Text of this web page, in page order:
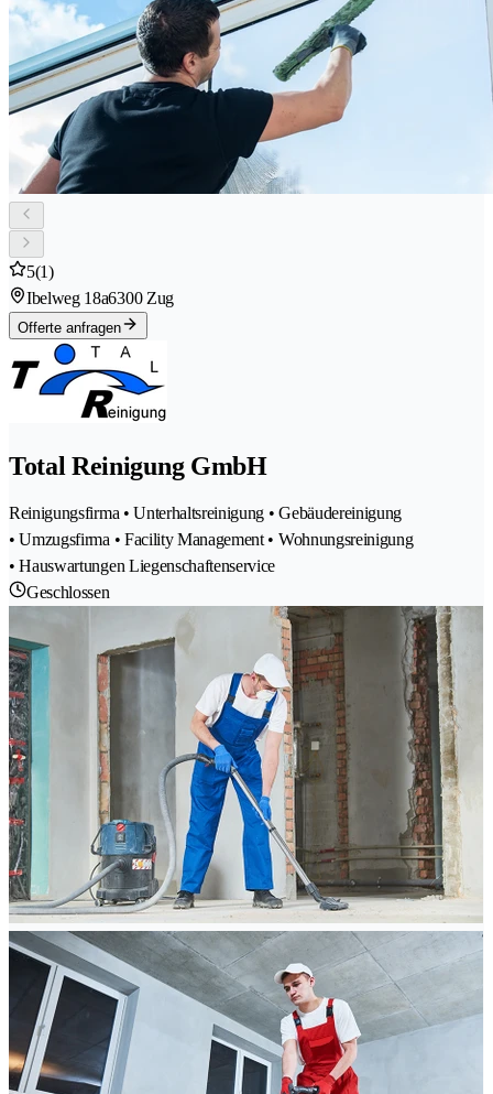
5(1)
Ibelweg 18a6300 Zug
Offerte anfragen
Total Reinigung GmbH
Reinigungsfirma • Unterhaltsreinigung • Gebäudereinigung
• Umzugsfirma • Facility Management • Wohnungsreinigung
• Hauswartungen Liegenschaftenservice
Geschlossen